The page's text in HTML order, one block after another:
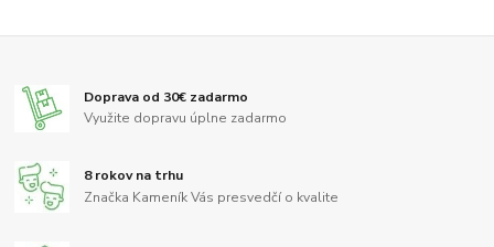
Doprava od 30€ zadarmo
Využite dopravu úplne zadarmo
8 rokov na trhu
Značka Kameník Vás presvedčí o kvalite